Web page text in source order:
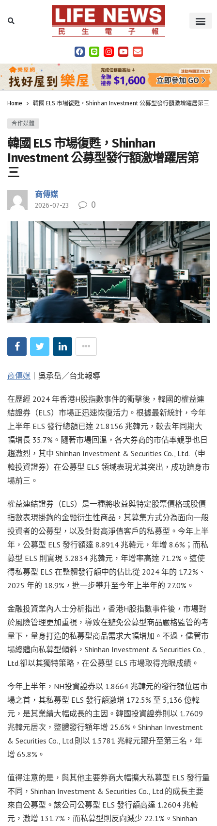
Home 韓國 ELS 市場復甦，Shinhan Investment 公募型發行額激增躍居第三
合作媒體
韓國 ELS 市場復甦，Shinhan
Investment 公募型發行額激增躍居第
三
商傳媒
2026-07-23 0
商傳媒 ｜吳承岳／台北報導
在歷經 2024 年香港H股指數事件的衝擊後，韓國的權益連
結證券（ELS）市場正迅速恢復活力。根據最新統計，今年
上半年 ELS 發行總額已達 21.8156 兆韓元，較去年同期大
幅增長 35.7%。隨著市場回溫，各大券商的市佔率競爭也日
趨激烈，其中 Shinhan Investment & Securities Co., Ltd.（申
韓投資證券）在公募型 ELS 領域表現尤其突出，成功躋身市
場前三。
權益連結證券（ELS）是一種將收益與特定股票價格或股價
指數表現掛鉤的金融衍生性商品，其募集方式分為面向一般
投資者的公募型，以及針對高淨值客戶的私募型。今年上半
年，公募型 ELS 發行額達 8.8914 兆韓元，年增 8.6%；而私
募型 ELS 則實現 3.2834 兆韓元，年增率高達 71.2%。這使
得私募型 ELS 在整體發行額中的佔比從 2024 年的 17.2%、
2025 年的 18.9%，進一步攀升至今年上半年的 27.0%。
金融投資業內人士分析指出，香港H股指數事件後，市場對
於風險管理更加重視，導致在避免公募型商品嚴格監管的考
量下，量身打造的私募型商品需求大幅增加。不過，儘管市
場總體向私募型傾斜，Shinhan Investment & Securities Co.,
Ltd.卻以其獨特策略，在公募型 ELS 市場取得亮眼成績。
今年上半年，NH投資證券以 1.8664 兆韓元的發行額位居市
場之首，其私募型 ELS 發行額激增 172.5% 至 5,136 億韓
元，是其業績大幅成長的主因。韓國投資證券則以 1.7609
兆韓元居次，整體發行額年增 25.6%。Shinhan Investment
& Securities Co., Ltd.則以 1.5781 兆韓元躍升至第三名，年
增 65.8%。
值得注意的是，與其他主要券商大幅擴大私募型 ELS 發行量
不同，Shinhan Investment & Securities Co., Ltd.的成長主要
來自公募型。該公司公募型 ELS 發行額高達 1.2604 兆韓
元，激增 131.7%，而私募型則反向減少 22.1%。Shinhan